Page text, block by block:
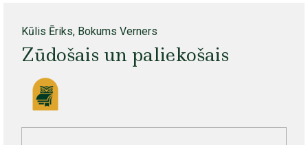
Kūlis Ēriks, Bokums Verners
Zūdošais un paliekošais